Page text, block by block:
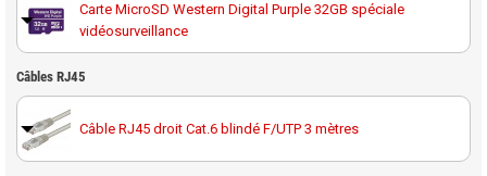
Hikvision
Hikvision DS-1602ZJ-BOX-CORNER support d'angle +
boîte de dérivation pour dôme PTZ
Hikvision DS-1660ZJ support de fixation pour parapet
Carte MicroSD Western Digital Purple 32GB spéciale
vidéosurveillance
Carte MicroSD Western Digital Purple 64GB spéciale
vidéosurveillance
vidéosurveillance
Câbles RJ45
Câble RJ45 droit Cat.6 blindé F/UTP 3 mètres